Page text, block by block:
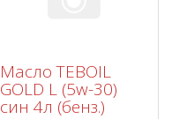
Масло TEBOIL
GOLD L (5w-30)
син 4л (бенз.)